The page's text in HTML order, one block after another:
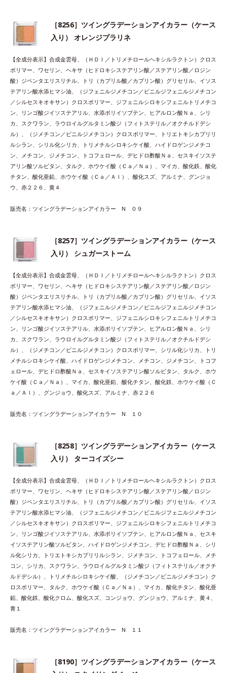
［8256］ツイングラデーションアイカラー（ケース
入り） オレンジプラリネ
【全成分表示】合成金雲母、（ＨＤＩ／トリメチロールヘキシルラクトン）クロス
ポリマー、ワセリン、ヘキサ（ヒドロキシステアリン酸／ステアリン酸／ロジン
酸）ジペンタエリスリチル、トリ（カプリル酸／カプリン酸）グリセリル、イソス
テアリン酸水添ヒマシ油、（ジフェニルジメチコン／ビニルジフェニルジメチコン
／シルセスキオキサン）クロスポリマー、ジフェニルシロキシフェニルトリメチコ
ン、リンゴ酸ジイソステアリル、水添ポリイソブテン、ヒアルロン酸Ｎａ、シリ
カ、スクワラン、ラウロイルグルタミン酸ジ（フィトステリル／オクチルドデシ
ル）、（ジメチコン／ビニルジメチコン）クロスポリマー、トリエトキシカプリリ
ルシラン、シリル化シリカ、トリメチルシロキシケイ酸、ハイドロゲンジメチコ
ン、メチコン、ジメチコン、トコフェロール、デヒドロ酢酸Ｎａ、セスキイソステ
アリン酸ソルビタン、タルク、ホウケイ酸（Ｃａ／Ｎａ）、マイカ、酸化鉄、酸化
チタン、酸化亜鉛、ホウケイ酸（Ｃａ／Ａｌ）、酸化スズ、アルミナ、グンジョ
ウ、赤２２６、黄４
販売名：ツイングラデーションアイカラー N ０９
［8257］ツイングラデーションアイカラー（ケース
入り） シュガーストーム
【全成分表示】合成金雲母、（ＨＤＩ／トリメチロールヘキシルラクトン）クロス
ポリマー、ワセリン、ヘキサ（ヒドロキシステアリン酸／ステアリン酸／ロジン
酸）ジペンタエリスリチル、トリ（カプリル酸／カプリン酸）グリセリル、イソス
テアリン酸水添ヒマシ油、（ジフェニルジメチコン／ビニルジフェニルジメチコン
／シルセスキオキサン）クロスポリマー、ジフェニルシロキシフェニルトリメチコ
ン、リンゴ酸ジイソステアリル、水添ポリイソブテン、ヒアルロン酸Ｎａ、シリ
カ、スクワラン、ラウロイルグルタミン酸ジ（フィトステリル／オクチルドデシ
ル）、（ジメチコン／ビニルジメチコン）クロスポリマー、シリル化シリカ、トリ
メチルシロキシケイ酸、ハイドロゲンジメチコン、メチコン、ジメチコン、トコフ
ェロール、デヒドロ酢酸Ｎａ、セスキイソステアリン酸ソルビタン、タルク、ホウ
ケイ酸（Ｃａ／Ｎａ）、マイカ、酸化亜鉛、酸化チタン、酸化鉄、ホウケイ酸（Ｃ
ａ／Ａｌ）、グンジョウ、酸化スズ、アルミナ、赤２２６
販売名：ツイングラデーションアイカラー N １０
［8258］ツイングラデーションアイカラー（ケース
入り） ターコイズシー
【全成分表示】合成金雲母、（ＨＤＩ／トリメチロールヘキシルラクトン）クロス
ポリマー、ワセリン、ヘキサ（ヒドロキシステアリン酸／ステアリン酸／ロジン
酸）ジペンタエリスリチル、トリ（カプリル酸／カプリン酸）グリセリル、イソス
テアリン酸水添ヒマシ油、（ジフェニルジメチコン／ビニルジフェニルジメチコン
／シルセスキオキサン）クロスポリマー、ジフェニルシロキシフェニルトリメチコ
ン、リンゴ酸ジイソステアリル、水添ポリイソブテン、ヒアルロン酸Ｎａ、セスキ
イソステアリン酸ソルビタン、ハイドロゲンジメチコン、デヒドロ酢酸Ｎａ、シリ
ル化シリカ、トリエトキシカプリリルシラン、ジメチコン、トコフェロール、メチ
コン、シリカ、スクワラン、ラウロイルグルタミン酸ジ（フィトステリル／オクチ
ルドデシル）、トリメチルシロキシケイ酸、（ジメチコン／ビニルジメチコン）ク
ロスポリマー、タルク、ホウケイ酸（Ｃａ／Ｎａ）、マイカ、酸化チタン、酸化亜
鉛、酸化鉄、酸化クロム、酸化スズ、コンジョウ、グンジョウ、アルミナ、黄４、
青１
販売名：ツイングラデーションアイカラー N １１
［8190］ツイングラデーションアイカラー（ケース